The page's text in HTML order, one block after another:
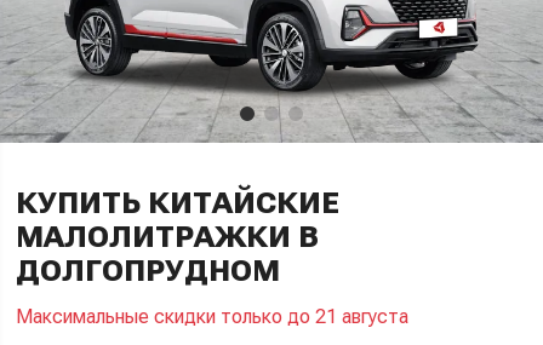
КУПИТЬ КИТАЙСКИЕ
МАЛОЛИТРАЖКИ В
ДОЛГОПРУДНОМ
Максимальные скидки только до 21 августа